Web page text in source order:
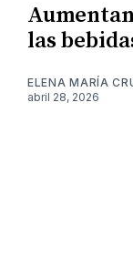
las
ELENA MARÍA
abril 28, 2026